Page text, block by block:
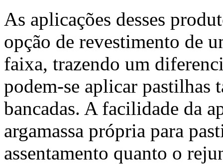
As aplicações desses
opção de revestimento de
faixa, trazendo um
podem-se aplicar pastilhas
bancadas. A facilidade da
argamassa própria para
assentamento quanto o